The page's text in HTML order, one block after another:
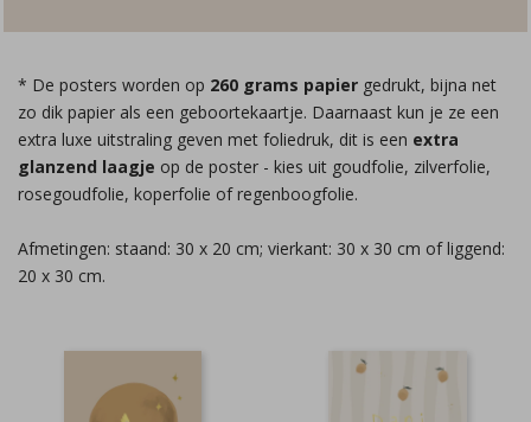
* De posters worden op 260 grams papier gedrukt, bijna net
zo dik papier als een geboortekaartje. Daarnaast kun je ze een
extra luxe uitstraling geven met foliedruk, dit is een extra
glanzend laagje op de poster - kies uit goudfolie, zilverfolie,
rosegoudfolie, koperfolie of regenboogfolie.
Afmetingen: staand: 30 x 20 cm; vierkant: 30 x 30 cm of liggend:
20 x 30 cm.